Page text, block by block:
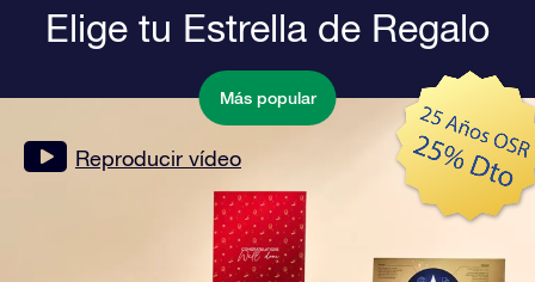
Elige tu Estrella de Regalo
Más popular
Reproducir vídeo